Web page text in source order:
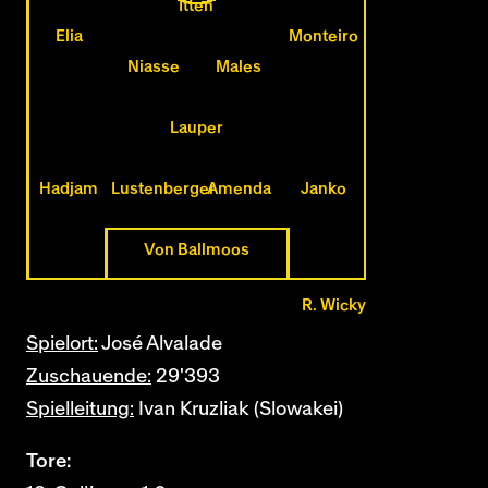
Itten
Elia
Monteiro
Niasse
Males
Lauper
Hadjam LustenbergerAmenda Janko
Von Ballmoos
R. Wicky
Spielort: José Alvalade
Zuschauende: 29'393
Spielleitung: Ivan Kruzliak (Slowakei)
Tore: